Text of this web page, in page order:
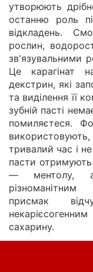
утворюють
останню роль
відкладень.
рослин,
зв'язувальними
Це карагінат
декстрин, які
та виділення її
зубній пасті
помиляєтеся.
тривалий час і
пасти
— ментолу,
присмак
сахарину.